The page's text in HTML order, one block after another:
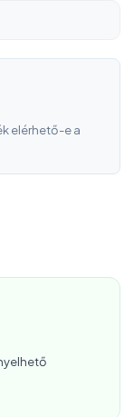
elérhető-e a